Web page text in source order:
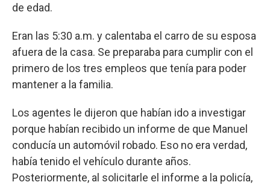
de edad.
Eran las 5:30 a.m. y calentaba el carro de su esposa
afuera de la casa. Se preparaba para cumplir con el
primero de los tres empleos que tenía para poder
mantener a la familia.
Los agentes le dijeron que habían ido a investigar
porque habían recibido un informe de que Manuel
conducía un automóvil robado. Eso no era verdad,
había tenido el vehículo durante años.
Posteriormente, al solicitarle el informe a la policía,